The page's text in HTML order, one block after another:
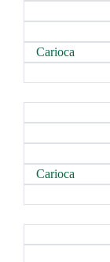
Carioca
Carioca